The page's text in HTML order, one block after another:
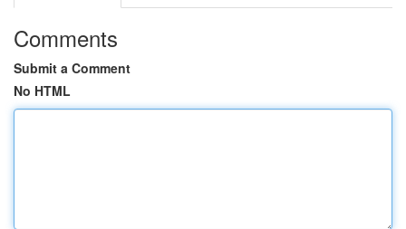
Comments
Submit a Comment
No HTML